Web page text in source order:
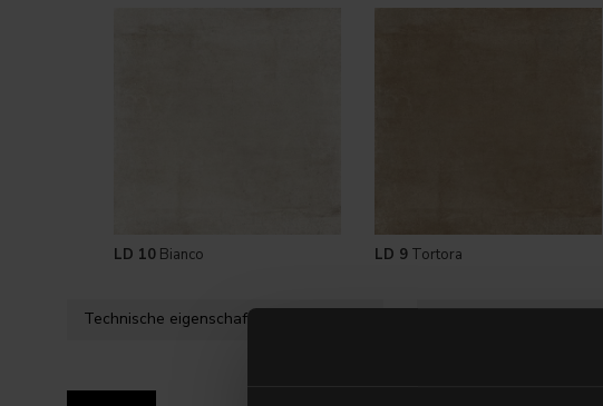
LD 10 Bianco LD 9 Tortora
Technische eigenschaften